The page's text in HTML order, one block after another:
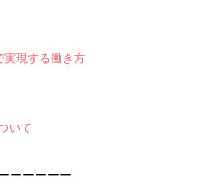
実現する働き方
いて
ーーーーー